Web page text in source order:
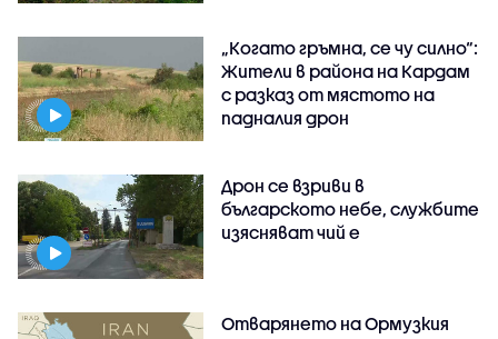
„Когато гръмна, се чу силно“:
Жители в района на Кардам
с разказ от мястото на
падналия дрон
Дрон се взриви в
българското небе, службите
изясняват чий е
Отварянето на Ормузкия